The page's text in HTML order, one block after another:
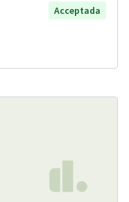
Acceptada